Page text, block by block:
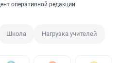
оперативной редакции
Школа Нагрузка учителей